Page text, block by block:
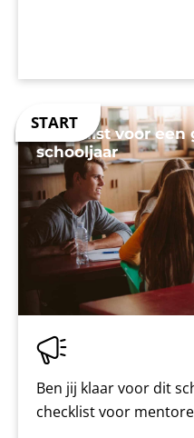
Checklist voor een
schooljaar
Ben jij klaar voor dit
checklist voor